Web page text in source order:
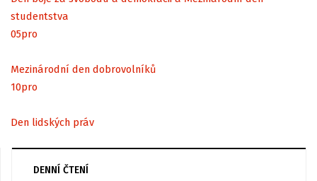
studentstva
05pro
Mezinárodní den dobrovolníků
10pro
Den lidských práv
DENNÍ ČTENÍ